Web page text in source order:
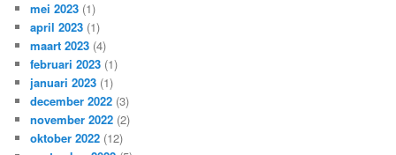
mei 2023 (1)
april 2023 (1)
maart 2023 (4)
februari 2023 (1)
januari 2023 (1)
december 2022 (3)
november 2022 (2)
oktober 2022 (12)